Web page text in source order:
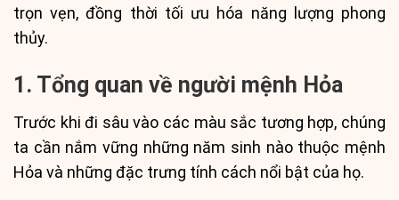
trọn vẹn, đồng thời tối ưu hóa năng lượng phong
thủy.
1. Tổng quan về người mệnh Hỏa
Trước khi đi sâu vào các màu sắc tương hợp, chúng
ta cần nắm vững những năm sinh nào thuộc mệnh
Hỏa và những đặc trưng tính cách nổi bật của họ.